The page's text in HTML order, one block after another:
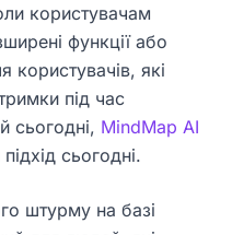
користувачам
функції або
які
під час
сьогодні, MindMap AI
сьогодні.
штурму на базі